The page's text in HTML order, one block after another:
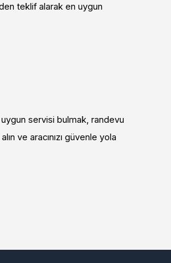
teklif alarak en uygun
servisi bulmak, randevu
ve aracınızı güvenle yola